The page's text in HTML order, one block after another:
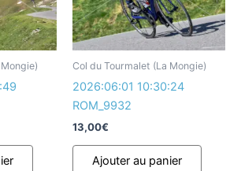
Col du Tourmalet (La Mongie)
2026:06:01 10:30:24
ROM_9932
13,00€
Ajouter au panier